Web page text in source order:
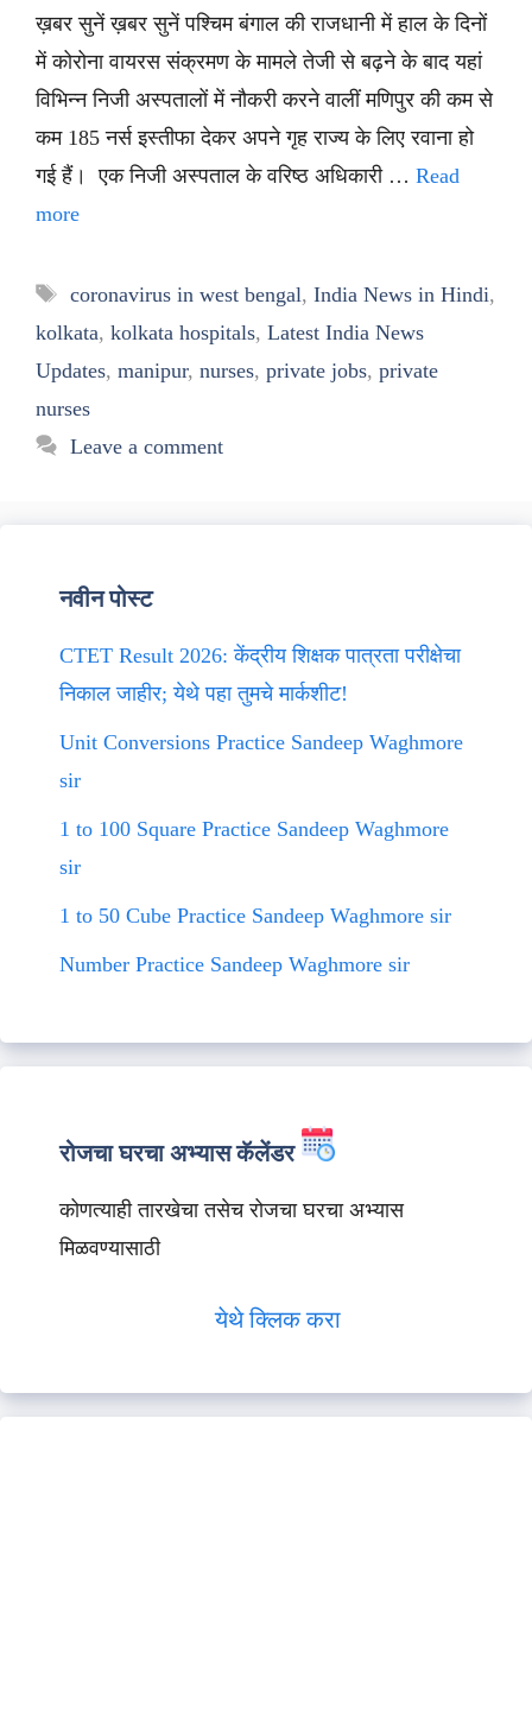
ख़बर सुनें ख़बर सुनें पश्चिम बंगाल की राजधानी में हाल के दिनों
में कोरोना वायरस संक्रमण के मामले तेजी से बढ़ने के बाद यहां
विभिन्न निजी अस्पतालों में नौकरी करने वालीं मणिपुर की कम से
कम 185 नर्स इस्तीफा देकर अपने गृह राज्य के लिए रवाना हो
गई हैं। एक निजी अस्पताल के वरिष्ठ अधिकारी … Read
more
Tags
coronavirus in west bengal, India News in Hindi,
kolkata, kolkata hospitals, Latest India News
Updates, manipur, nurses, private jobs, private
nurses
Leave a comment
नवीन पोस्ट
CTET Result 2026: केंद्रीय शिक्षक पात्रता परीक्षेचा
निकाल जाहीर; येथे पहा तुमचे मार्कशीट!
Unit Conversions Practice Sandeep Waghmore
sir
1 to 100 Square Practice Sandeep Waghmore
sir
1 to 50 Cube Practice Sandeep Waghmore sir
Number Practice Sandeep Waghmore sir
रोजचा घरचा अभ्यास कॅलेंडर
कोणत्याही तारखेचा तसेच रोजचा घरचा अभ्यास
मिळवण्यासाठी
येथे क्लिक करा